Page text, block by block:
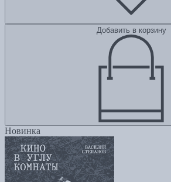
Добавить в корзину
Новинка